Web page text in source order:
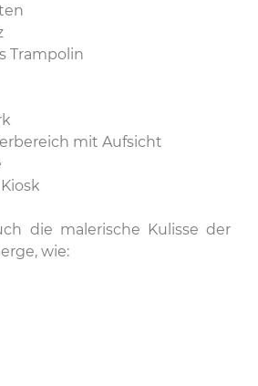
Trampolin
mit Aufsicht
die malerische Kulisse der
wie: